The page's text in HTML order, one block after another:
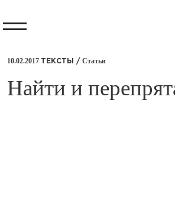
10.02.2017 ТЕКСТЫ / Статьи
​Найти и